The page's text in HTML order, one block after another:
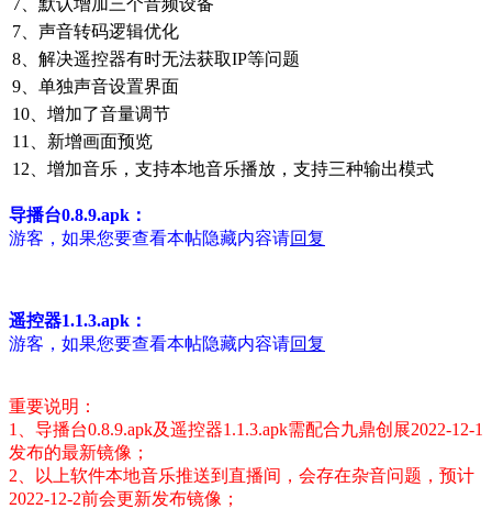
7、声音转码逻辑优化
8、解决遥控器有时无法获取IP等问题
9、单独声音设置界面
10、增加了音量调节
11、新增画面预览
12、增加音乐，支持本地音乐播放，支持三种输出模式
导播台0.8.9.apk：
游客，如果您要查看本帖隐藏内容请回复
遥控器1.1.3.apk：
游客，如果您要查看本帖隐藏内容请回复
重要说明：
1、导播台0.8.9.apk及遥控器1.1.3.apk需配合九鼎创展2022-12-1
发布的最新镜像；
2、以上软件本地音乐推送到直播间，会存在杂音问题，预计
2022-12-2前会更新发布镜像；